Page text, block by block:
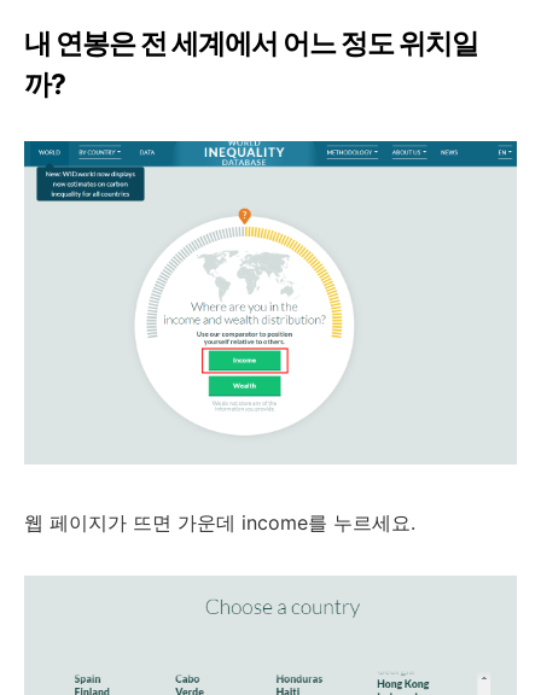
내 연봉은 전 세계에서 어느 정도 위치일
까?
웹 페이지가 뜨면 가운데 income를 누르세요.